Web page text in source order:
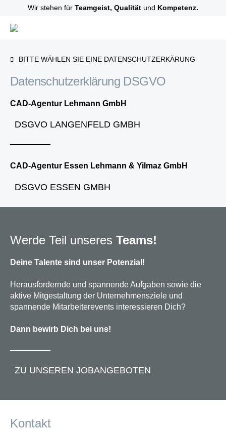
Wir stehen für Teamgeist, Qualität und Kompetenz.
BITTE WÄHLEN SIE EINE DATENSCHUTZERKÄRUNG
Datenschutzerklärung DSGVO
CAD-Agentur Lehmann GmbH
DSGVO LANGENFELD GMBH
CAD-Agentur Essen Lehmann & Yilmaz GmbH
DSGVO ESSEN GMBH
Werde Teil unseres Teams!
Deine Talente sind unser Potenzial!
Herausfordernde und spannende Aufgaben sowie die
aktive Mitgestaltung der Unternehmensziele und
spannende Mitarbeiterevents interessieren Dich?
Dann bewirb Dich bei uns!
ZU UNSEREN JOBANGEBOTEN
Kontakt